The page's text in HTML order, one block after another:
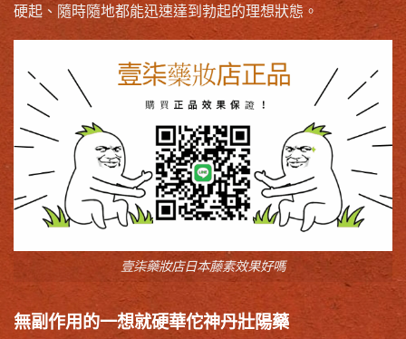
硬起、隨時隨地都能迅速達到勃起的理想狀態。
壹柒藥妝店日本藤素效果好嗎
無副作用的一想就硬華佗神丹壯陽藥